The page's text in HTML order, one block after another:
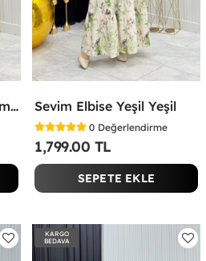
Sevim Elbise Pembe Pembe Sevim Elbise Yeşil Yeşil
0 Değerlendirme
1,799.00 TL
SEPETE EKLE
KARGO
BEDAVA